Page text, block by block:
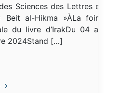
Sciences des Lettres et
al-Hikma »ÀLa foire
du livre d’IrakDu 04 au
2024Stand […]